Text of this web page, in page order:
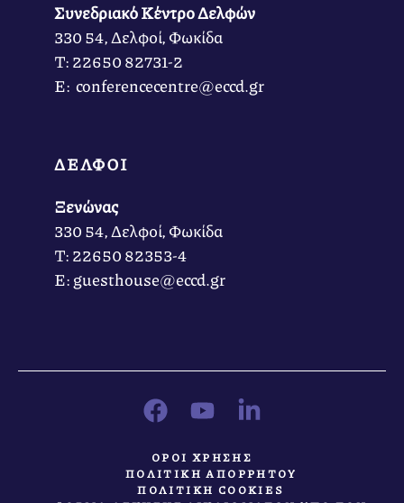
Συνεδριακό Κέντρο Δελφών
330 54, Δελφοί, Φωκίδα
Τ: 22650 82731-2
Ε: conferencecentre@eccd.gr
ΔΕΛΦΟΙ
Ξενώνας
330 54, Δελφοί, Φωκίδα
Τ: 22650 82353-4
Ε: guesthouse@eccd.gr
ΟΡΟΙ ΧΡΗΣΗΣ
ΠΟΛΙΤΙΚΗ ΑΠΟΡΡΗΤΟΥ
ΠΟΛΙΤΙΚΗ COOKIES